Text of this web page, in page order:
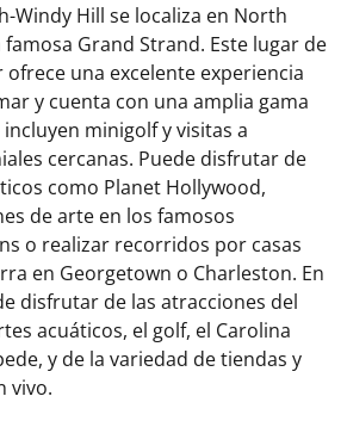
Windy Hill se localiza en North
famosa Grand Strand. Este lugar de
una excelente experiencia
y cuenta con una amplia gama
minigolf y visitas a
cercanas. Puede disfrutar de
como Planet Hollywood,
de arte en los famosos
o realizar recorridos por casas
en Georgetown o Charleston. En
disfrutar de las atracciones del
acuáticos, el golf, el Carolina
y de la variedad de tiendas y
vivo.